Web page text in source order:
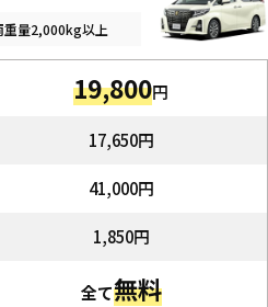
重量2,000kg以上
19,800円
17,650円
41,000円
1,850円
全て無料